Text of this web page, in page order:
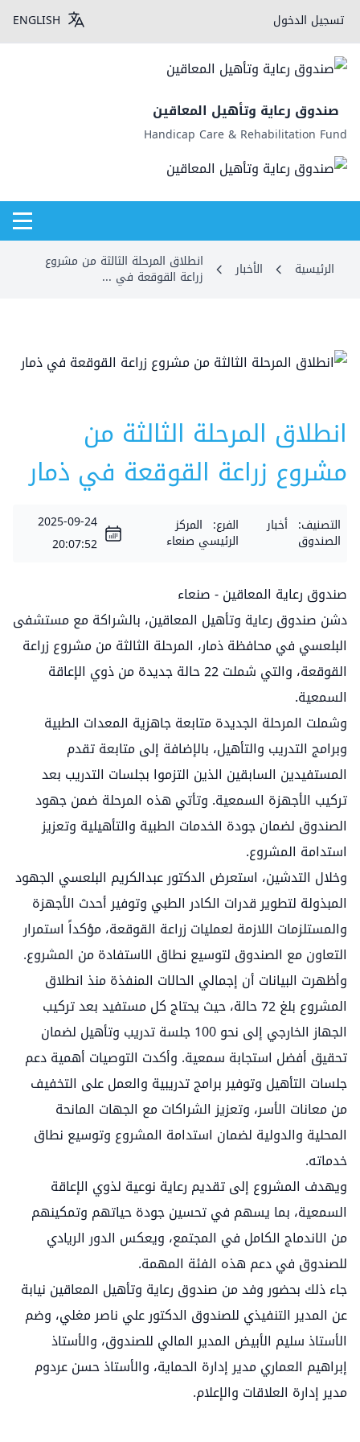
تسجيل الدخول ENGLISH
صندوق رعاية وتأهيل المعاقين
Handicap Care & Rehabilitation Fund
الرئيسية الأخبار انطلاق المرحلة الثالثة من مشروع
زراعة القوقعة في ...
انطلاق المرحلة الثالثة من
مشروع زراعة القوقعة في ذمار
التصنيف: أخبار
الصندوق
الفرع: المركز
الرئيسي صنعاء
2025-09-24
20:07:52
صندوق رعاية المعاقين - صنعاء
دشن صندوق رعاية وتأهيل المعاقين، بالشراكة مع مستشفى
البلعسي في محافظة ذمار، المرحلة الثالثة من مشروع زراعة
القوقعة، والتي شملت 22 حالة جديدة من ذوي الإعاقة
السمعية.
وشملت المرحلة الجديدة متابعة جاهزية المعدات الطبية
وبرامج التدريب والتأهيل، بالإضافة إلى متابعة تقدم
المستفيدين السابقين الذين التزموا بجلسات التدريب بعد
تركيب الأجهزة السمعية. وتأتي هذه المرحلة ضمن جهود
الصندوق لضمان جودة الخدمات الطبية والتأهيلية وتعزيز
استدامة المشروع.
وخلال التدشين، استعرض الدكتور عبدالكريم البلعسي الجهود
المبذولة لتطوير قدرات الكادر الطبي وتوفير أحدث الأجهزة
والمستلزمات اللازمة لعمليات زراعة القوقعة، مؤكداً استمرار
التعاون مع الصندوق لتوسيع نطاق الاستفادة من المشروع.
وأظهرت البيانات أن إجمالي الحالات المنفذة منذ انطلاق
المشروع بلغ 72 حالة، حيث يحتاج كل مستفيد بعد تركيب
الجهاز الخارجي إلى نحو 100 جلسة تدريب وتأهيل لضمان
تحقيق أفضل استجابة سمعية. وأكدت التوصيات أهمية دعم
جلسات التأهيل وتوفير برامج تدريبية والعمل على التخفيف
من معانات الأسر، وتعزيز الشراكات مع الجهات المانحة
المحلية والدولية لضمان استدامة المشروع وتوسيع نطاق
خدماته.
ويهدف المشروع إلى تقديم رعاية نوعية لذوي الإعاقة
السمعية، بما يسهم في تحسين جودة حياتهم وتمكينهم
من الاندماج الكامل في المجتمع، ويعكس الدور الريادي
للصندوق في دعم هذه الفئة المهمة.
جاء ذلك بحضور وفد من صندوق رعاية وتأهيل المعاقين نيابة
عن المدير التنفيذي للصندوق الدكتور علي ناصر مغلي، وضم
الأستاذ سليم الأبيض المدير المالي للصندوق، والأستاذ
إبراهيم العماري مدير إدارة الحماية، والأستاذ حسن عردوم
مدير إدارة العلاقات والإعلام.